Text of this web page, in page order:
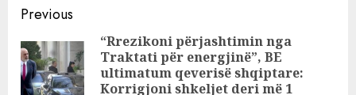
të papritura dhe
shumë shpenzime
për këto shenja
të horoskopit
Continue
Reading
Previous
“Rrezikoni përjashtimin nga
Traktati për energjinë”, BE
ultimatum qeverisë shqiptare:
Korrigjoni shkeljet deri më 1